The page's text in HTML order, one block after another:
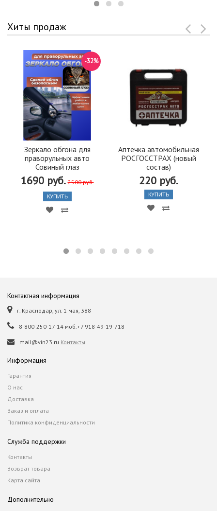
Хиты продаж
Зеркало обгона для
праворульных авто
Совиный глаз
1690 руб. 2500 руб.
-32%
КУПИТЬ
Аптечка автомобильная
РОСГОССТРАХ (новый
состав)
220 руб.
КУПИТЬ
Контактная информация
г. Краснодар, ул. 1 мая, 388
8-800-250-17-14 моб.+7 918-49-19-718
mail@vin23.ru Контакты
Информация
Гарантия
О нас
Доставка
Заказ и оплата
Политика конфиденциальности
Служба поддержки
Контакты
Возврат товара
Карта сайта
Дополнительно